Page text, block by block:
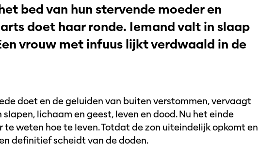
bed van hun stervende moeder en
doet haar ronde. Iemand valt in slaap
vrouw met infuus lijkt verdwaald in de
doet en de geluiden van buiten verstommen, vervaagt
lichaam en geest, leven en dood. Nu het einde
weten hoe te leven. Totdat de zon uiteindelijk opkomt en
definitief scheidt van de doden.